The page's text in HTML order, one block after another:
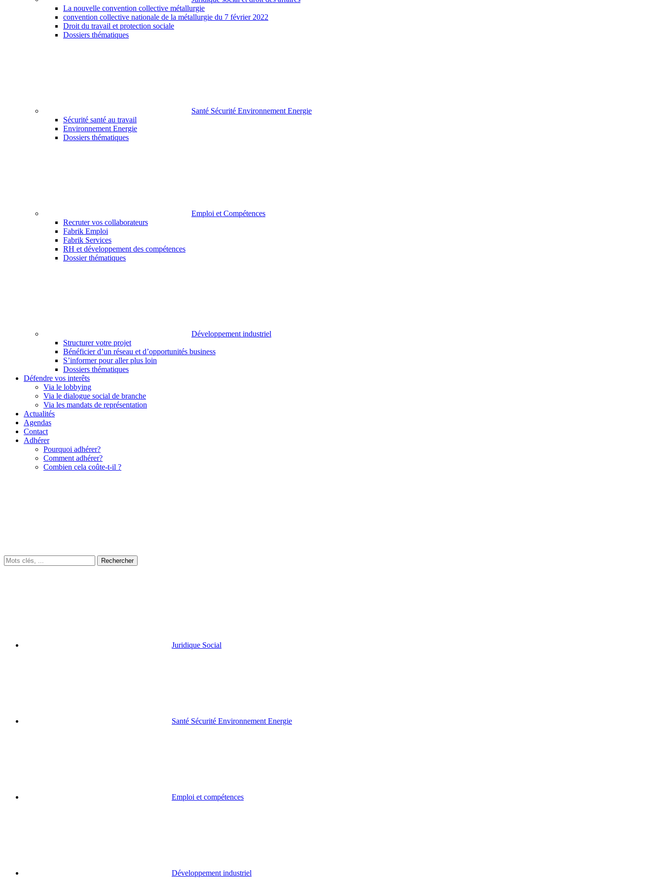
La nouvelle convention collective métallurgie
convention collective nationale de la métallurgie du 7 février 2022
Droit du travail et protection sociale
Dossiers thématiques
Santé Sécurité Environnement Energie
Sécurité santé au travail
Environnement Energie
Dossiers thématiques
Emploi et Compétences
Recruter vos collaborateurs
Fabrik Emploi
Fabrik Services
RH et développement des compétences
Dossier thématiques
Développement industriel
Structurer votre projet
Bénéficier d’un réseau et d’opportunités business
S’informer pour aller plus loin
Dossiers thématiques
Défendre vos interêts
Via le lobbying
Via le dialogue social de branche
Via les mandats de représentation
Actualités
Agendas
Contact
Adhérer
Pourquoi adhérer?
Comment adhérer?
Combien cela coûte-t-il ?
Juridique Social
Santé Sécurité Environnement Energie
Emploi et compétences
Développement industriel